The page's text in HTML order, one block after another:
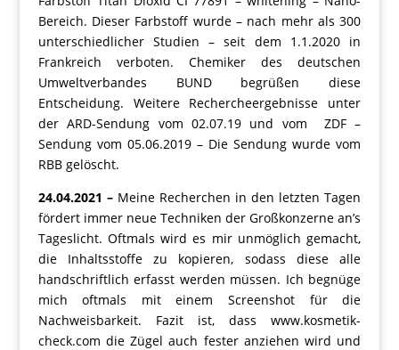
Bereich. Dieser Farbstoff wurde – nach mehr als 300
unterschiedlicher Studien – seit dem 1.1.2020 in
Frankreich verboten. Chemiker des deutschen
Umweltverbandes BUND begrüßen diese
Entscheidung. Weitere Rechercheergebnisse unter
der ARD-Sendung vom 02.07.19 und vom ZDF –
Sendung vom 05.06.2019 – Die Sendung wurde vom
RBB gelöscht.
24.04.2021 –Meine Recherchen in den letzten Tagen
fördert immer neue Techniken der Großkonzerne an’s
Tageslicht. Oftmals wird es mir unmöglich gemacht,
die Inhaltsstoffe zu kopieren, sodass diese alle
handschriftlich erfasst werden müssen. Ich begnüge
mich oftmals mit einem Screenshot für die
Nachweisbarkeit. Fazit ist, dass www.kosmetik-
check.com die Zügel auch fester anziehen wird und